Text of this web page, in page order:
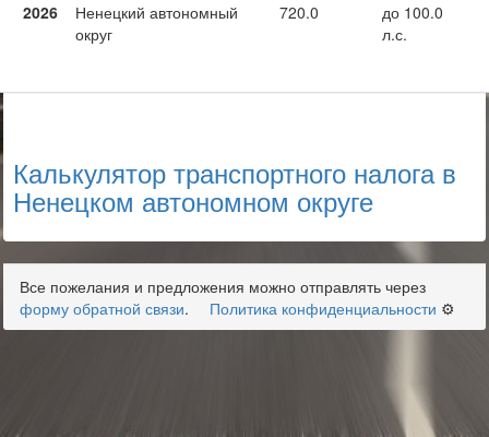
2026
Ненецкий автономный
округ
720.0
до 100.0
л.с.
Калькулятор транспортного налога в
Ненецком автономном округе
Все пожелания и предложения можно отправлять через
форму обратной связи. Политика конфиденциальности ⚙️